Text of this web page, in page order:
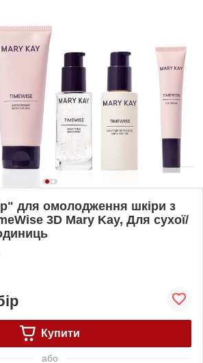
для омолодження шкіри з
3D Mary Kay, Для сухої/
Купити
або